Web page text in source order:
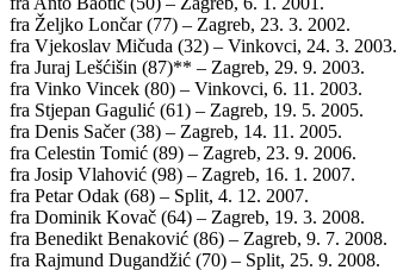
fra Željko Lončar (77) – Zagreb, 23. 3. 2002.
fra Vjekoslav Mičuda (32) – Vinkovci, 24. 3. 2003.
fra Juraj Lešćišin (87)** – Zagreb, 29. 9. 2003.
fra Vinko Vincek (80) – Vinkovci, 6. 11. 2003.
fra Stjepan Gagulić (61) – Zagreb, 19. 5. 2005.
fra Denis Sačer (38) – Zagreb, 14. 11. 2005.
fra Celestin Tomić (89) – Zagreb, 23. 9. 2006.
fra Josip Vlahović (98) – Zagreb, 16. 1. 2007.
fra Petar Odak (68) – Split, 4. 12. 2007.
fra Dominik Kovač (64) – Zagreb, 19. 3. 2008.
fra Benedikt Benaković (86) – Zagreb, 9. 7. 2008.
fra Rajmund Dugandžić (70) – Split, 25. 9. 2008.